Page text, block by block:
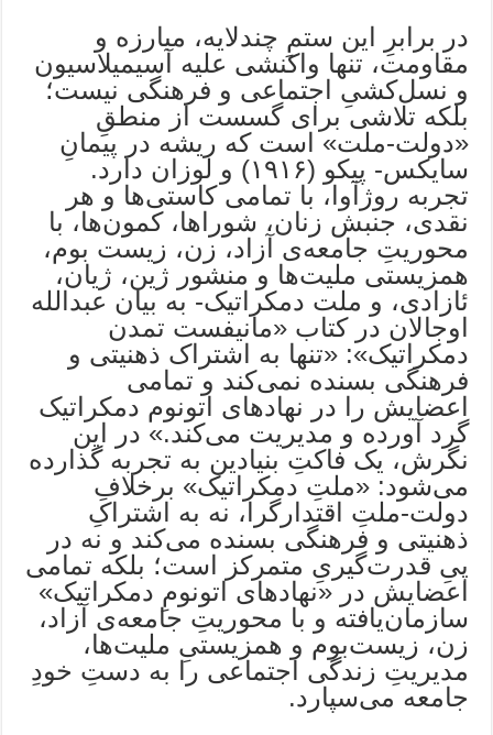
در برابرِ این ستمِ چندلایه، مبارزه و
مقاومت، تنها واکنشی علیه آسیمیلاسیون
و نسل‌کشیِ اجتماعی و فرهنگی نیست؛
بلکه تلاشی برای گسست از منطقِ
«دولت-ملت» است که ریشه در پیمانِ
سایکس- پیکو (۱۹۱۶) و لوزان دارد.
تجربه روژآوا، با تمامی کاستی‌ها و هر
نقدی، جنبش زنان، شوراها، کمون‌ها، با
محوریتِ جامعه‌ی آزاد، زن، زیست بوم،
همزیستی ملیت‌ها و منشور ژین، ژیان،
ئازادی، و ملت دمکراتیک- به بیان عبدالله
اوجالان در کتاب «مانیفست تمدن
دمکراتیک»: «تنها به اشتراک ذهنیتی و
فرهنگی بسنده نمی‌کند و تمامی
اعضایش را در نهادهای اتونوم دمکراتیک
گرد آورده و مدیریت می‌کند.» در این
نگرش، یک فاکتِ بنیادین به تجربه گذارده
می‌شود: «ملتِ دمکراتیک» برخلافِ
دولت-ملتِ اقتدارگرا، نه به اشتراکِ
ذهنیتی و فرهنگی بسنده می‌کند و نه در
پیِ قدرت‌گیریِ متمرکز است؛ بلکه تمامی
اعضایش در «نهادهای اتونومِ دمکراتیک»
سازمان‌یافته و با محوریتِ جامعه‌ی آزاد،
زن، زیست‌بوم و همزیستیِ ملیت‌ها،
مدیریتِ زندگی اجتماعی را به دستِ خودِ
جامعه می‌سپارد.